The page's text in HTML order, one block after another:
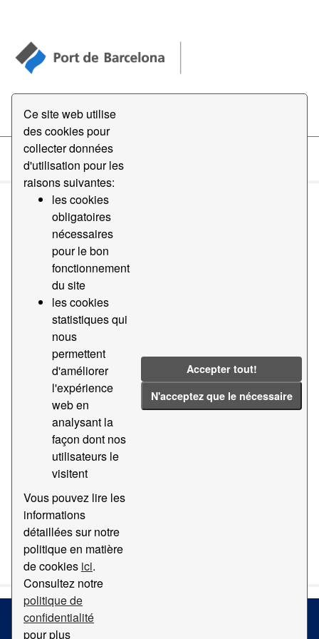
Ce site web utilise
des cookies pour
collecter données
d'utilisation pour les
raisons suivantes:
les cookies
obligatoires
nécessaires
pour le bon
fonctionnement
du site
les cookies
statistiques qui
nous
permettent
d'améliorer
l'expérience
web en
analysant la
façon dont nos
utilisateurs le
visitent
Vous pouvez lire les
informations
détaillées sur notre
politique en matière
de cookies ici.
Consultez notre
politique de
confidentialité
pour plus
Accepter tout!
N'acceptez que le nécessaire
Open Data
Datasets
Order by
1 jeu de données trouvé
Aèria
2018
2011
Filter Results
Orthophotomap
Carte avec orthophotomap du Port de Barcelona
Docs).